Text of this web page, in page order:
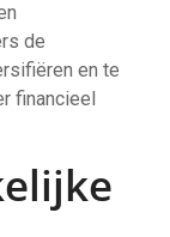
de
en te
financieel